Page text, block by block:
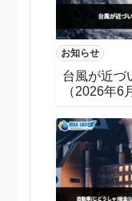
お知らせ
台風が近づ
（2026年6